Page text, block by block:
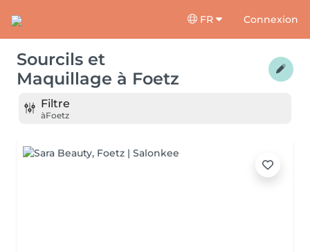
FR Connexion
Sourcils et
Maquillage à Foetz
Filtre
àFoetz